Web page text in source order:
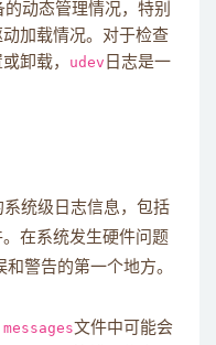
动态管理情况，特别
加载情况。对于检查
卸载， udev 日志是一
统级日志信息，包括
在系统发生硬件问题
警告的第一个地方。
messages文件中可能会